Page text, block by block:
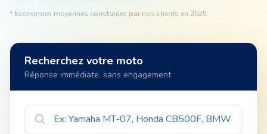
Animal
Pro
04 51 55 49 38
* Économies moyennes constatées par nos clients en 2025.
Recherchez votre moto
Réponse immédiate, sans engagement